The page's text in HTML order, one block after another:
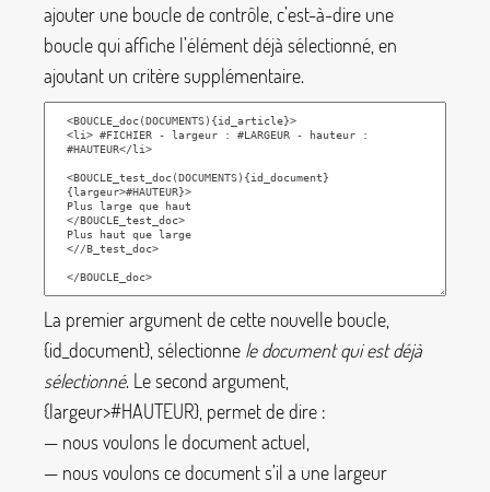
ajouter une boucle de contrôle, c’est-à-dire une
boucle qui affiche l’élément déjà sélectionné, en
ajoutant un critère supplémentaire.
La premier argument de cette nouvelle boucle,
{id_document} , sélectionne le document qui est déjà
sélectionné. Le second argument,
{largeur>#HAUTEUR} , permet de dire :
— nous voulons le document actuel,
— nous voulons ce document s’il a une largeur